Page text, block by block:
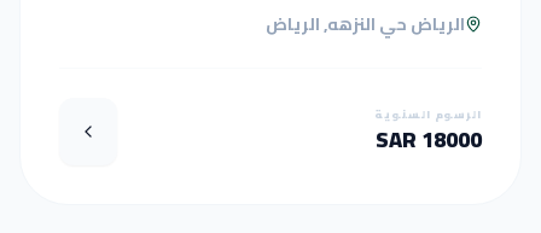
الرياض حي النزهه, الرياض
الرسوم السنوية
18000 SAR